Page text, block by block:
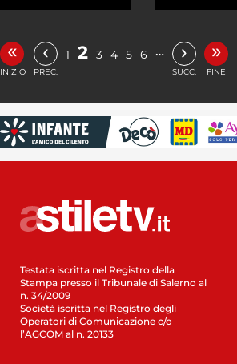
«
INIZIO
‹
PREC.
1 2 3 4 5 6 … ›
SUCC.
»
FINE
Testata iscritta nel Registro della
Stampa presso il Tribunale di Salerno al
n. 34/2009
Società iscritta nel Registro degli
Operatori di Comunicazione c/o
l’AGCOM al n. 20133